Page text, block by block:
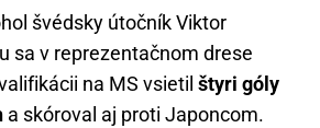
švédsky útočník Viktor
sa v reprezentačnom drese
na MS vsietil štyri góly
a skóroval aj proti Japoncom.